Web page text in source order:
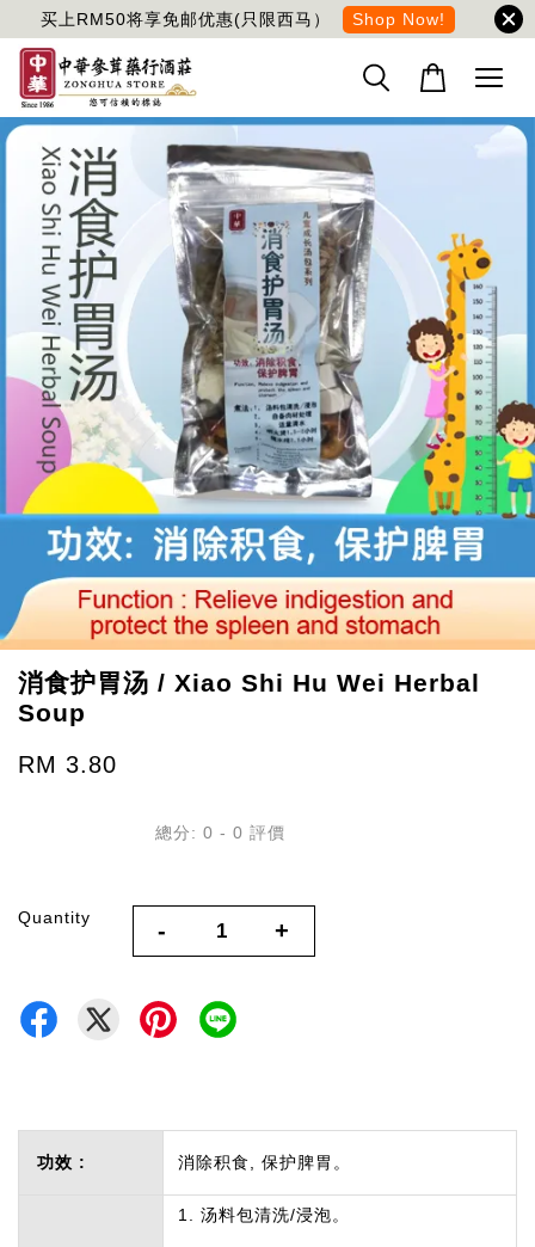
买上RM50将享免邮优惠(只限西马） Shop Now!
消食护胃汤 / Xiao Shi Hu Wei Herbal
Soup
RM 3.80
總分: 0 - 0 評價
Quantity - +
功效 : 消除积食, 保护脾胃。
1. 汤料包清洗/浸泡。